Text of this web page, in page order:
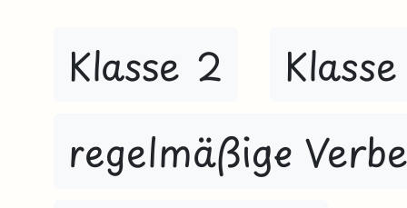
Klasse 2
regelmäßige